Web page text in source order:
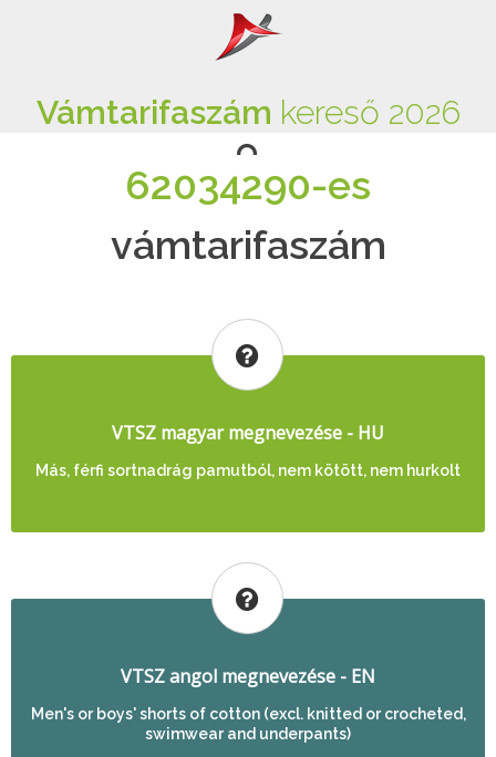
Vámtarifaszám kereső 2026
62034290-es
vámtarifaszám
VTSZ magyar megnevezése - HU
Más, férfi sortnadrág pamutból, nem kötött, nem hurkolt
VTSZ angol megnevezése - EN
Men's or boys' shorts of cotton (excl. knitted or crocheted,
swimwear and underpants)